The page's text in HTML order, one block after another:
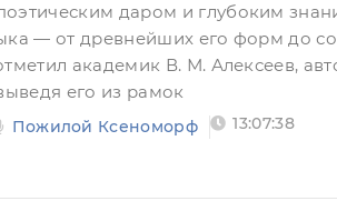
даром и глубоким
— от древнейших его форм до
академик В. М. Алексеев,
его из рамок
Пожилой Ксеноморф 13:07:38